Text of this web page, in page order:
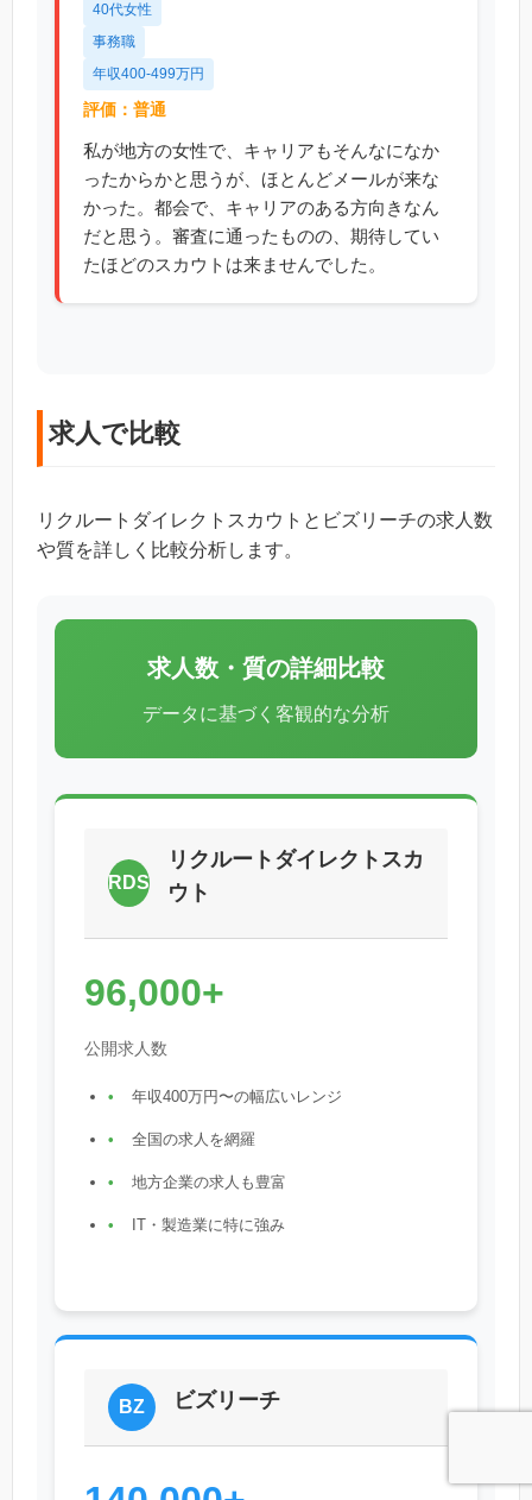
40代女性
事務職
年収400-499万円
評価：普通
私が地方の女性で、キャリアもそんなになか
ったからかと思うが、ほとんどメールが来な
かった。都会で、キャリアのある方向きなん
だと思う。審査に通ったものの、期待してい
たほどのスカウトは来ませんでした。
求人で比較
リクルートダイレクトスカウトとビズリーチの求人数
や質を詳しく比較分析します。
求人数・質の詳細比較
データに基づく客観的な分析
RDS
リクルートダイレクトスカ
ウト
96,000+
公開求人数
年収400万円〜の幅広いレンジ
全国の求人を網羅
地方企業の求人も豊富
IT・製造業に特に強み
BZ ビズリーチ